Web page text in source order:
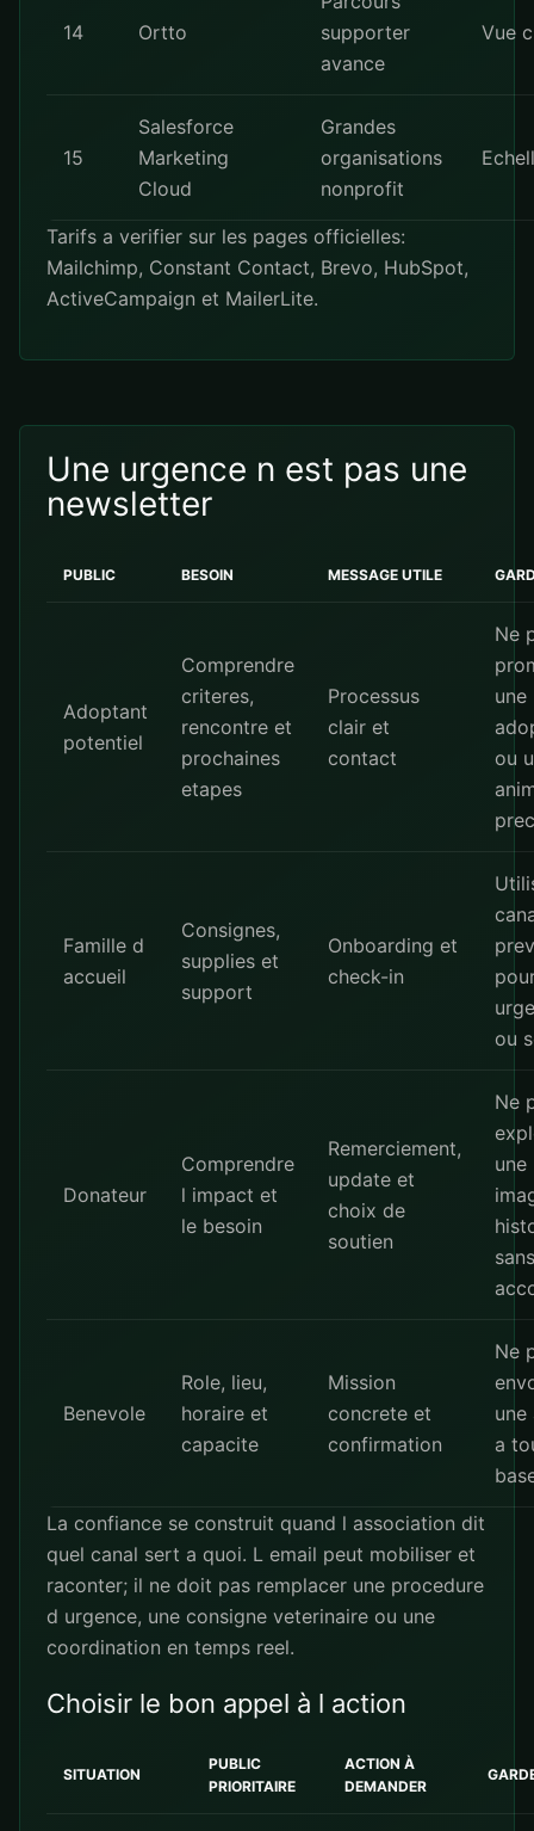
14 Ortto
supporter
avance
Vue
15
Salesforce
Marketing
Cloud
Grandes
organisations
nonprofit
Tarifs a verifier sur les pages officielles:
Mailchimp, Constant Contact, Brevo, HubSpot,
ActiveCampaign et MailerLite.
Une urgence n est pas une
newsletter
PUBLIC BESOIN MESSAGE UTILE
Adoptant
potentiel
Comprendre
criteres,
rencontre et
prochaines
etapes
Processus
clair et
contact
Ne
une
ou
Famille d
accueil
Consignes,
supplies et
support
Onboarding et
check-in
ou
Donateur
Comprendre
l impact et
le besoin
Remerciement,
update et
choix de
soutien
Ne
une
sans
Benevole
Role, lieu,
horaire et
capacite
Mission
concrete et
confirmation
Ne
une
a
La confiance se construit quand l association dit
quel canal sert a quoi. L email peut mobiliser et
raconter; il ne doit pas remplacer une procedure
d urgence, une consigne veterinaire ou une
coordination en temps reel.
Choisir le bon appel à l action
SITUATION
PUBLIC
PRIORITAIRE
ACTION À
DEMANDER